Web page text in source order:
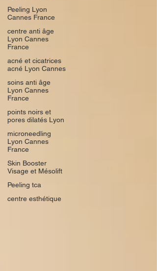
Peeling Lyon
Cannes France
centre anti âge
Lyon Cannes
France
acné et cicatrices
acné Lyon Cannes
soins anti âge
Lyon Cannes
France
points noirs et
pores dilatés Lyon
microneedling
Lyon Cannes
France
Skin Booster
Visage et Mésolift
Peeling tca
centre esthétique